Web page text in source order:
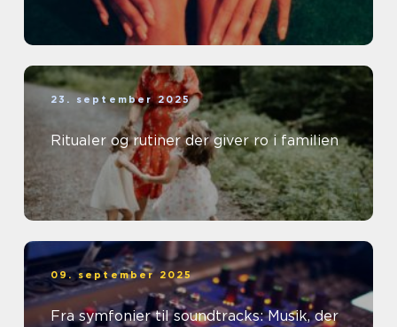
23. september 2025
Ritualer og rutiner der giver ro i familien
09. september 2025
Fra symfonier til soundtracks: Musik, der